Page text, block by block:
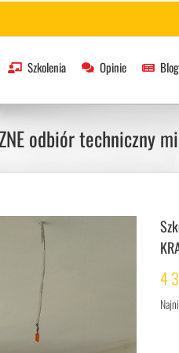
Szkolenia Opinie
odbiór techniczny
4